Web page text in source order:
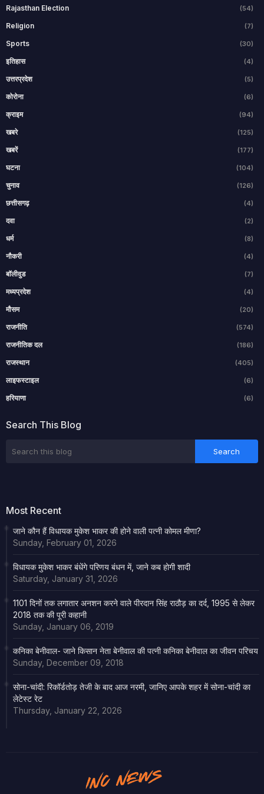
Rajasthan Election (54)
Religion (7)
Sports (30)
इतिहास (4)
उत्तरप्रदेश (5)
कोरोना (6)
क्राइम (94)
खबरे (125)
खबरें (177)
घटना (104)
चुनाव (126)
छत्तीसगढ़ (4)
दवा (2)
धर्म (8)
नौकरी (4)
बॉलीवुड (7)
मध्यप्रदेश (4)
मौसम (20)
राजनीति (574)
राजनीतिक दल (186)
राजस्थान (405)
लाइफस्टाइल (6)
हरियाणा (6)
Search This Blog
Most Recent
जाने कौन हैं विधायक मुकेश भाकर की होने वाली पत्नी कोमल मीणा?
Sunday, February 01, 2026
विधायक मुकेश भाकर बंधेंगे परिणय बंधन में, जाने कब होगी शादी
Saturday, January 31, 2026
1101 दिनों तक लगातार अनशन करने वाले पीरदान सिंह राठौड़ का दर्द, 1995 से लेकर
2018 तक की पूरी कहानी
Sunday, January 06, 2019
कनिका बेनीवाल- जाने किसान नेता बेनीवाल की पत्नी कनिका बेनीवाल का जीवन परिचय
Sunday, December 09, 2018
सोना-चांदी: रिकॉर्डतोड़ तेजी के बाद आज नरमी, जानिए आपके शहर में सोना-चांदी का
लेटेस्ट रेट
Thursday, January 22, 2026